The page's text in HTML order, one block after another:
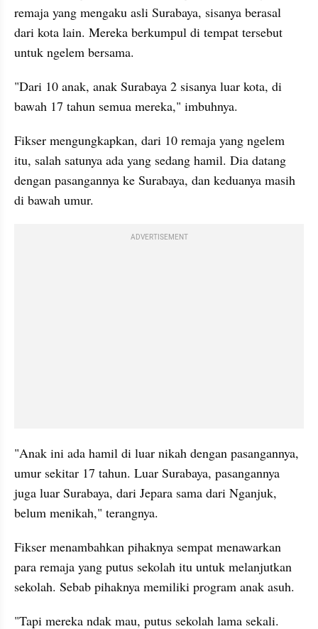
remaja yang mengaku asli Surabaya, sisanya berasal
dari kota lain. Mereka berkumpul di tempat tersebut
untuk ngelem bersama.
"Dari 10 anak, anak Surabaya 2 sisanya luar kota, di
bawah 17 tahun semua mereka," imbuhnya.
Fikser mengungkapkan, dari 10 remaja yang ngelem
itu, salah satunya ada yang sedang hamil. Dia datang
dengan pasangannya ke Surabaya, dan keduanya masih
di bawah umur.
ADVERTISEMENT
"Anak ini ada hamil di luar nikah dengan pasangannya,
umur sekitar 17 tahun. Luar Surabaya, pasangannya
juga luar Surabaya, dari Jepara sama dari Nganjuk,
belum menikah," terangnya.
Fikser menambahkan pihaknya sempat menawarkan
para remaja yang putus sekolah itu untuk melanjutkan
sekolah. Sebab pihaknya memiliki program anak asuh.
"Tapi mereka ndak mau, putus sekolah lama sekali.